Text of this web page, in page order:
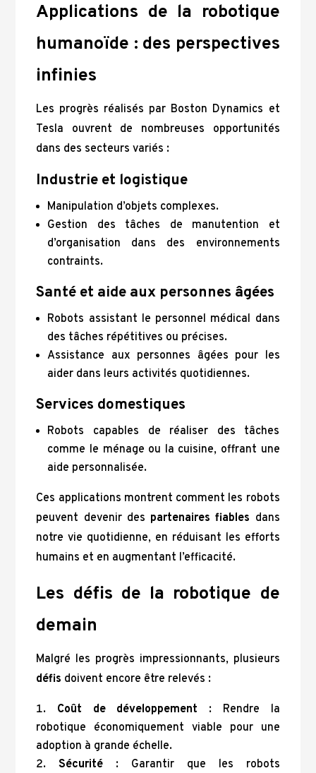
Applications de la robotique
humanoïde : des perspectives
infinies
Les progrès réalisés par Boston Dynamics et
Tesla ouvrent de nombreuses opportunités
dans des secteurs variés :
Industrie et logistique
Manipulation d’objets complexes.
Gestion des tâches de manutention et
d’organisation dans des environnements
contraints.
Santé et aide aux personnes âgées
Robots assistant le personnel médical dans
des tâches répétitives ou précises.
Assistance aux personnes âgées pour les
aider dans leurs activités quotidiennes.
Services domestiques
Robots capables de réaliser des tâches
comme le ménage ou la cuisine, offrant une
aide personnalisée.
Ces applications montrent comment les robots
peuvent devenir des partenaires fiables dans
notre vie quotidienne, en réduisant les efforts
humains et en augmentant l’efficacité.
Les défis de la robotique de
demain
Malgré les progrès impressionnants, plusieurs
défis doivent encore être relevés :
Coût de développement : Rendre la
robotique économiquement viable pour une
adoption à grande échelle.
Sécurité : Garantir que les robots